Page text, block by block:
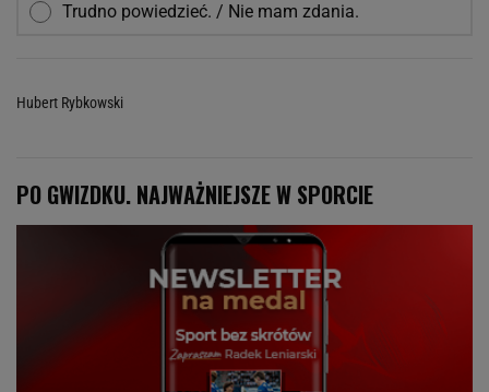
Trudno powiedzieć. / Nie mam zdania.
Hubert Rybkowski